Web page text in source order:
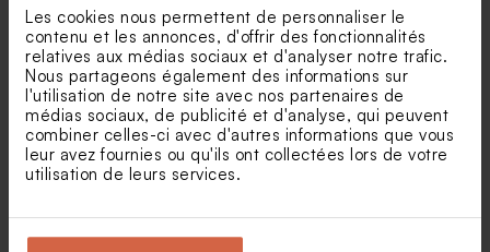
Les cookies nous permettent de personnaliser le
contenu et les annonces, d'offrir des fonctionnalités
relatives aux médias sociaux et d'analyser notre trafic.
Nous partageons également des informations sur
l'utilisation de notre site avec nos partenaires de
médias sociaux, de publicité et d'analyse, qui peuvent
combiner celles-ci avec d'autres informations que vous
leur avez fournies ou qu'ils ont collectées lors de votre
utilisation de leurs services.
Faire part mariage pochette
terracotta
Faire part mariage photo
calque et dorure
Voir toute la collection Faire-part mariage